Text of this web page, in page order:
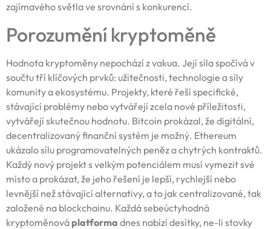
zajímavého světla ve srovnání s konkurencí.
Porozumění kryptoměně
Hodnota kryptoměny nepochází z vakua. Její síla spočívá v
součtu tří klíčových prvků: užitečnosti, technologie a síly
komunity a ekosystému. Projekty, které řeší specifické,
stávající problémy nebo vytvářejí zcela nové příležitosti,
vytvářejí skutečnou hodnotu. Bitcoin prokázal, že digitální,
decentralizovaný finanční systém je možný. Ethereum
ukázalo sílu programovatelných peněz a chytrých kontraktů.
Každý nový projekt s velkým potenciálem musí vymezit své
místo a prokázat, že jeho řešení je lepší, rychlejší nebo
levnější než stávající alternativy, a to jak centralizované, tak
založené na blockchainu. Každá sebeúctyhodná
kryptoměnová platforma dnes nabízí desítky, ne-li stovky